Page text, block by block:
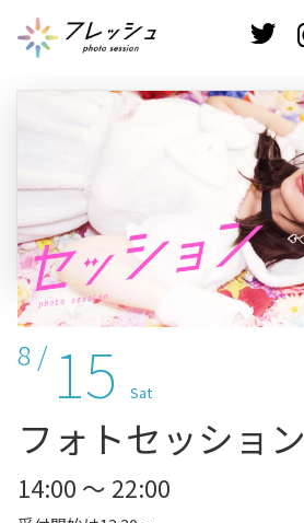
8 / 15 Sat
フォトセッション
14:00 ～ 22:00